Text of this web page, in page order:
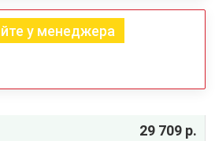
у менеджера
29 709 р.